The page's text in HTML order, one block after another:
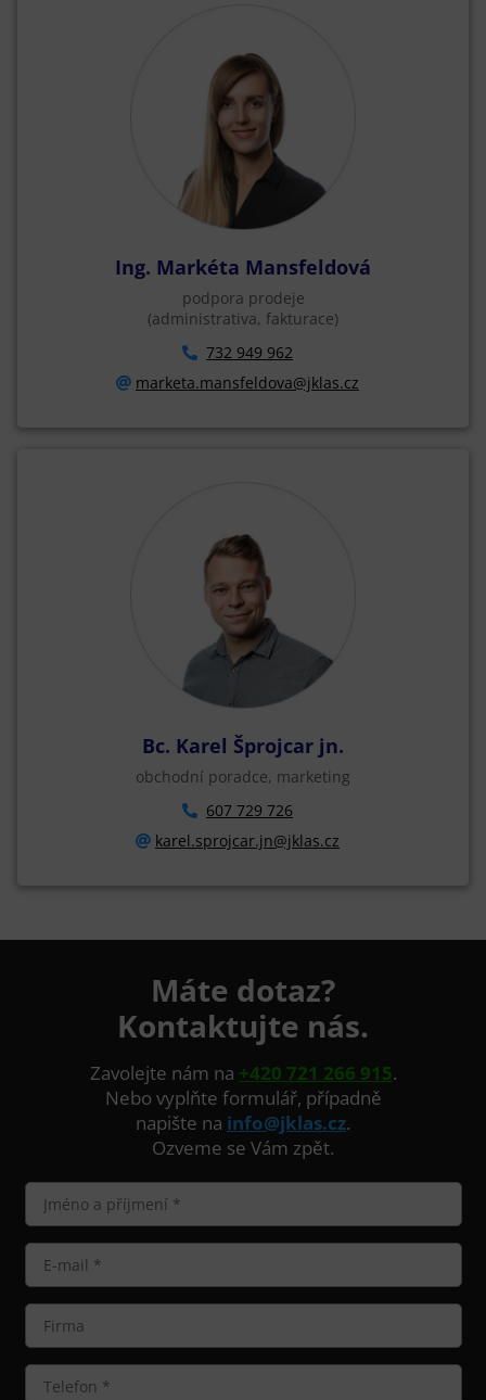
Ing. Markéta Mansfeldová
podpora prodeje
(administrativa, fakturace)
732 949 962
marketa.mansfeldova@jklas.cz
Bc. Karel Šprojcar jn.
obchodní poradce, marketing
607 729 726
karel.sprojcar.jn@jklas.cz
Máte dotaz?
Kontaktujte nás.
Zavolejte nám na +420 721 266 915.
Nebo vyplňte formulář, případně
napište na info@jklas.cz.
Ozveme se Vám zpět.